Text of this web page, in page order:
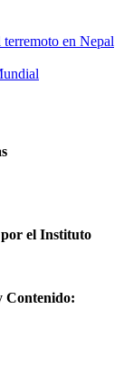
en Nepal
el Instituto
Contenido: